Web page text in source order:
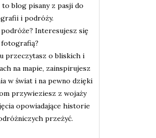
to blog pisany z pasji do
i podróży.
Interesujesz się
fotografią?
przeczytasz o bliskich i
na mapie, zainspirujesz
w świat i na pewno dzięki
przywieziesz z wojaży
opowiadające historie
przeżyć.